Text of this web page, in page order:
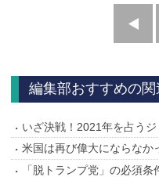
編集部おすすめの
いざ決戦！2021年を占う
米国は再び偉大にならなか
「脱トランプ党」の必須条